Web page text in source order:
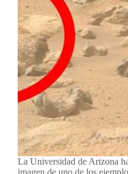
La Universidad de Arizona
imagen de uno de los